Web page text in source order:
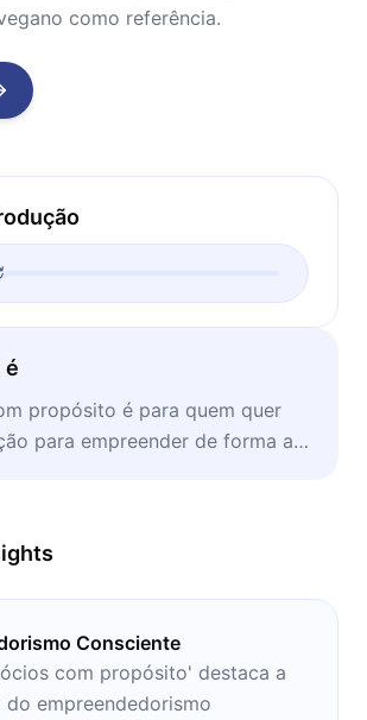
como referência.
é
propósito é para quem quer
para empreender de forma a
Consciente
com propósito' destaca a
empreendedorismo